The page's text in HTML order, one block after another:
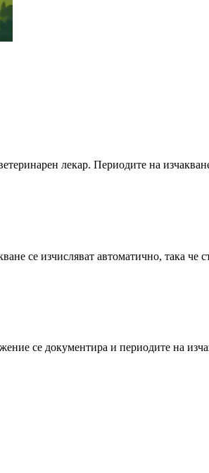
лекар. Периодите на
се изчисляват автоматично, така че
се документира и периодите на